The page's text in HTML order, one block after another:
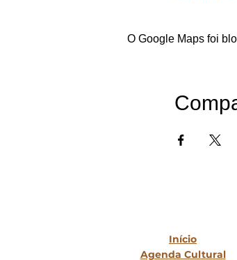
O Google Maps foi
Início
Agenda Cultural